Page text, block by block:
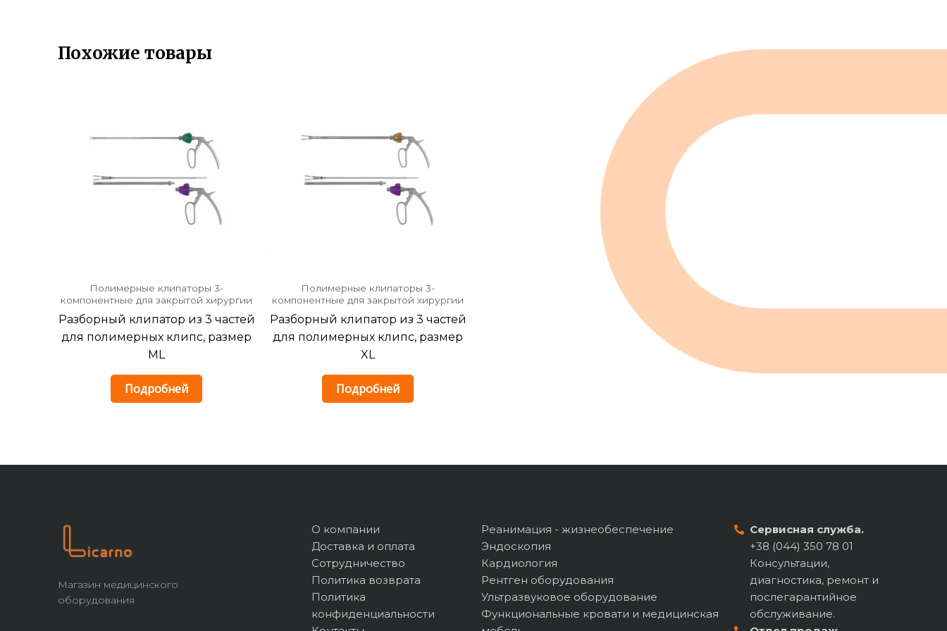
Похожие товары
Полимерные клипаторы 3-
компонентные для закрытой хирургии
Разборный клипатор из 3 частей
для полимерных клипс, размер
ML
Подробней
Полимерные клипаторы 3-
компонентные для закрытой хирургии
Разборный клипатор из 3 частей
для полимерных клипс, размер
XL
Подробней
Магазин медицинского
оборудования
О компании
Доставка и оплата
Сотрудничество
Политика возврата
Политика
конфиденциальности
Реанимация - жизнеобеспечение
Эндоскопия
Кардиология
Рентген оборудования
Ультразвуковое оборудование
Функциональные кровати и медицинская
Сервисная служба.
+38 (044) 350 78 01
Консультации,
диагностика, ремонт и
послегарантийное
обслуживание.